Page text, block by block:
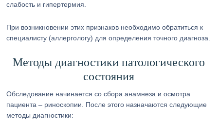
слабость и гипертермия.
При возникновении этих признаков необходимо обратиться к
специалисту (аллергологу) для определения точного диагноза.
Методы диагностики патологического
состояния
Обследование начинается со сбора анамнеза и осмотра
пациента – риноскопии. После этого назначаются следующие
методы диагностики: